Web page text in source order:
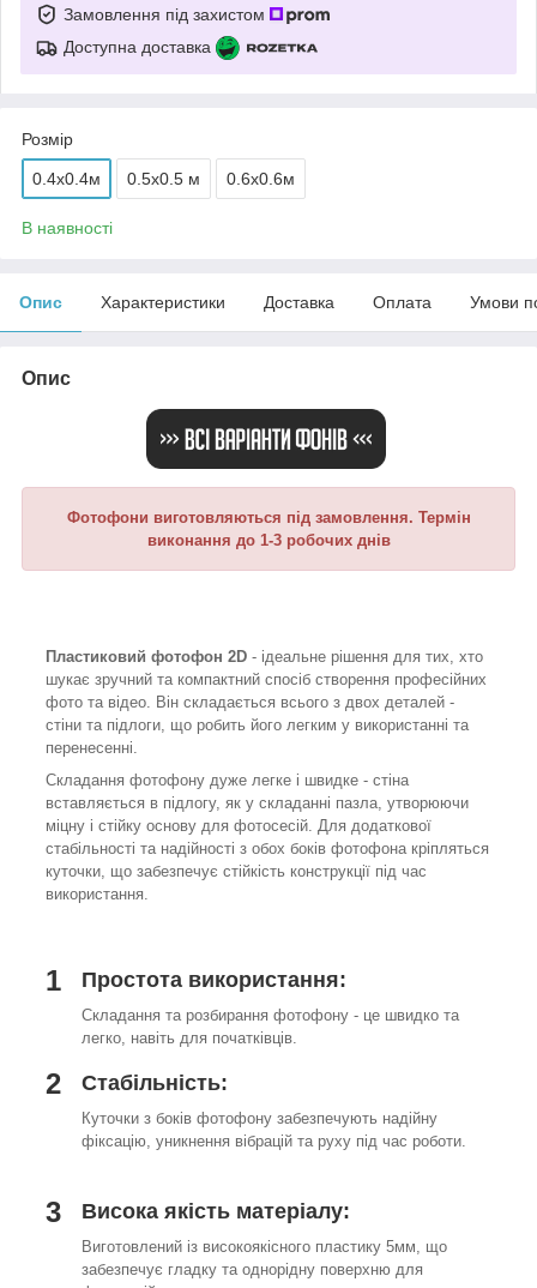
Замовлення під захистом
Доступна доставка
Розмір
0.4x0.4м 0.5x0.5 м 0.6x0.6м
В наявності
Опис Характеристики Доставка Оплата Умови
Опис
Фотофони виготовляються під замовлення. Термін
виконання до 1-3 робочих днів
Пластиковий фотофон 2D - ідеальне рішення для тих, хто
шукає зручний та компактний спосіб створення професійних
фото та відео. Він складається всього з двох деталей -
стіни та підлоги, що робить його легким у використанні та
перенесенні.
Складання фотофону дуже легке і швидке - стіна
вставляється в підлогу, як у складанні пазла, утворюючи
міцну і стійку основу для фотосесій. Для додаткової
стабільності та надійності з обох боків фотофона кріпляться
куточки, що забезпечує стійкість конструкції під час
використання.
1 Простота використання:
Складання та розбирання фотофону - це швидко та
легко, навіть для початківців.
2 Стабільність:
Куточки з боків фотофону забезпечують надійну
фіксацію, уникнення вібрацій та руху під час роботи.
3 Висока якість матеріалу:
Виготовлений із високоякісного пластику 5мм, що
забезпечує гладку та однорідну поверхню для